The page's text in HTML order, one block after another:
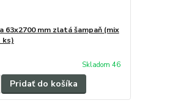
63x2700 mm zlatá šampaň (mix
ks)
Skladom 46
Pridať do košíka